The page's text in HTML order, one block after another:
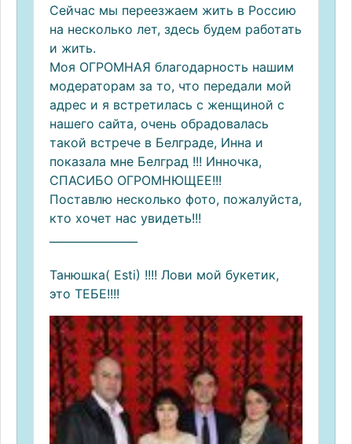
Сейчас мы переезжаем жить в Россию
на несколько лет, здесь будем работать
и жить.
Моя ОГРОМНАЯ благодарность нашим
модераторам за то, что передали мой
адрес и я встретилась с женщиной с
нашего сайта, очень обрадовалась
такой встрече в Белграде, Инна и
показала мне Белград !!! Инночка,
СПАСИБО ОГРОМНЮЩЕЕ!!!
Поставлю несколько фото, пожалуйста,
кто хочет нас увидеть!!!
Танюшка( Esti) !!!! Лови мой букетик,
это ТЕБЕ!!!!